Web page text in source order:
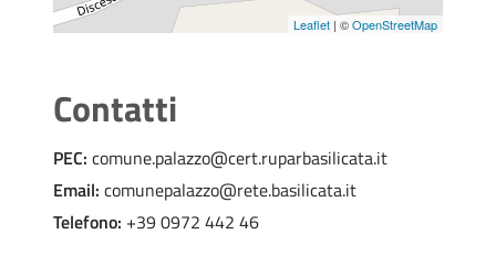
Leaflet | ©OpenStreetMap
Contatti
PEC: comune.palazzo@cert.ruparbasilicata.it
Email: comunepalazzo@rete.basilicata.it
Telefono: +39 0972 442 46